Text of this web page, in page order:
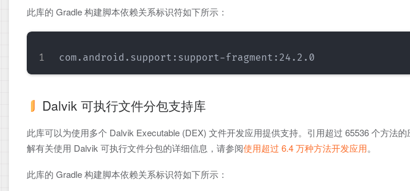
此库的 Gradle 构建脚本依赖关系标识符如下所示：
Dalvik 可执行文件分包支持库
此库可以为使用多个 Dalvik Executable (DEX) 文件开发应用提供支持。引用超过 65536 个方法
解有关使用 Dalvik 可执行文件分包的详细信息，请参阅使用超过 6.4 万种方法开发应用。
此库的 Gradle 构建脚本依赖关系标识符如下所示：